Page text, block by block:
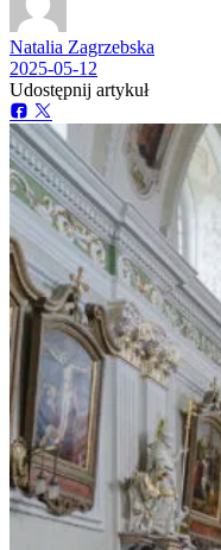
Natalia Zagrzebska
2025-05-12
Udostępnij artykuł